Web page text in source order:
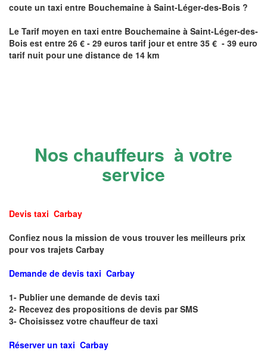
coute un taxi entre Bouchemaine à Saint-Léger-des-Bois ?
Le Tarif moyen en taxi entre Bouchemaine à Saint-Léger-des-
Bois est entre 26 € - 29 euros tarif jour et entre 35 € - 39 euro
tarif nuit pour une distance de 14 km
Nos chauffeurs à votre
service
Devis taxi Carbay
Confiez nous la mission de vous trouver les meilleurs prix
pour vos trajets Carbay
Demande de devis taxi Carbay
1- Publier une demande de devis taxi
2- Recevez des propositions de devis par SMS
3- Choisissez votre chauffeur de taxi
Réserver un taxi Carbay